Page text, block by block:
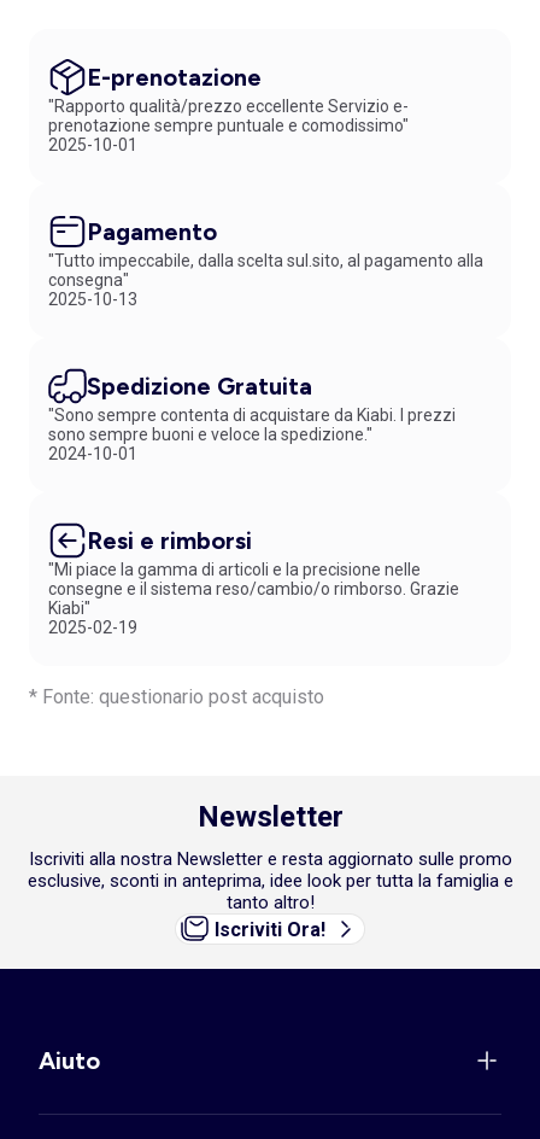
E-prenotazione
"Rapporto qualità/prezzo eccellente Servizio e-
prenotazione sempre puntuale e comodissimo"
2025-10-01
Pagamento
"Tutto impeccabile, dalla scelta sul.sito, al pagamento alla
consegna"
2025-10-13
Spedizione Gratuita
"Sono sempre contenta di acquistare da Kiabi. I prezzi
sono sempre buoni e veloce la spedizione."
2024-10-01
Resi e rimborsi
"Mi piace la gamma di articoli e la precisione nelle
consegne e il sistema reso/cambio/o rimborso. Grazie
Kiabi"
2025-02-19
* Fonte: questionario post acquisto
Newsletter
Iscriviti alla nostra Newsletter e resta aggiornato sulle promo
esclusive, sconti in anteprima, idee look per tutta la famiglia e
tanto altro!
Iscriviti Ora!
Aiuto